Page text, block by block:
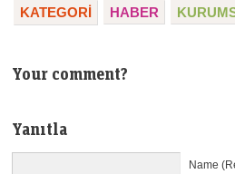
KATEGORI HABER
Your comment?
Yanıtla
Name